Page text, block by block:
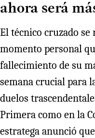
ahora será
El técnico cruzado
momento personal
fallecimiento de su
semana crucial para
duelos
Primera como en la
estratega anunció